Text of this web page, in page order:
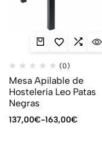
(0)
Mesa Apilable de
Hostelería Leo Patas
Negras
137,00€-163,00€